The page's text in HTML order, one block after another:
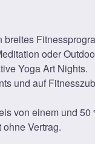
oder
Yoga Art Nights.
und auf
von einem und
Vertrag.